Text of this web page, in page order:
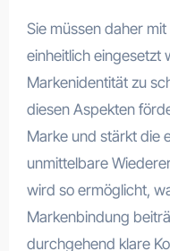
Sie müssen daher
einheitlich eingesetzt
Markenidentität zu
diesen Aspekten
Marke und stärkt die
unmittelbare
wird so ermöglicht,
Markenbindung
durchgehend klare